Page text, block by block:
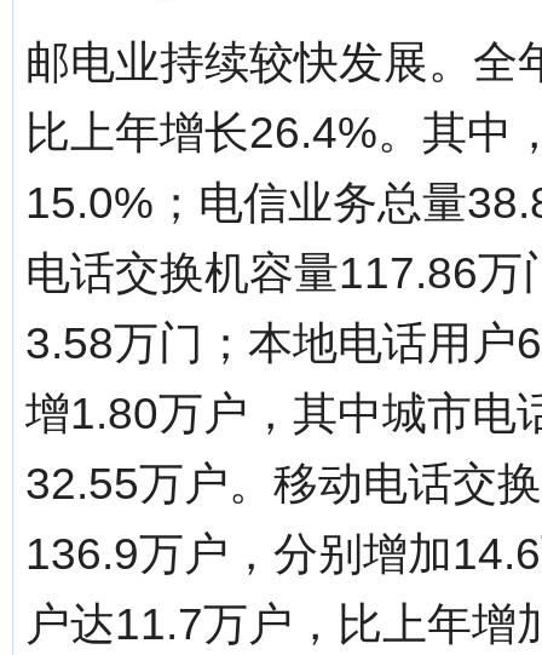
邮电业持续较快发展。全
比上年增长26.4%。其中
15.0%；电信业务总量
电话交换机容量117.86
3.58万门；本地电话用户
增1.80万户，其中城市电
32.55万户。移动电话交
136.9万户，分别增加
户达11.7万户，比上年